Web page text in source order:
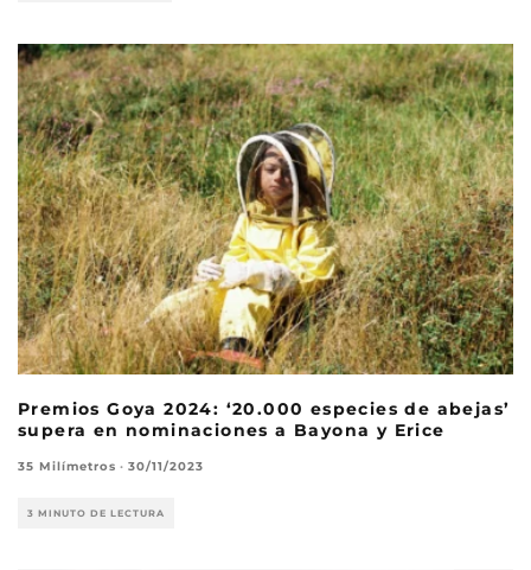
Premios Goya 2024: ‘20.000 especies de abejas’
supera en nominaciones a Bayona y Erice
35 Milímetros · 30/11/2023
3 MINUTO DE LECTURA